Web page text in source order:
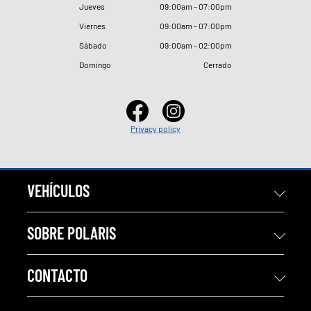
Jueves 09:00am - 07:00pm
Viernes
09:00am - 07:00pm
Sábado
09:00am - 02:00pm
Domingo
Cerrado
Privacy policy
VEHÍCULOS
SOBRE POLARIS
CONTACTO